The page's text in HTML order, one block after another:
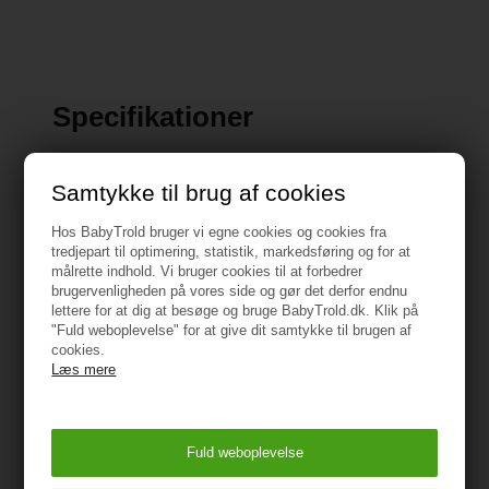
Samtykke til brug af cookies
Hos BabyTrold bruger vi egne cookies og cookies fra
tredjepart til optimering, statistik, markedsføring og for at
målrette indhold. Vi bruger cookies til at forbedrer
brugervenligheden på vores side og gør det derfor endnu
lettere for at dig at besøge og bruge BabyTrold.dk. Klik på
"Fuld weboplevelse" for at give dit samtykke til brugen af
cookies.
Læs mere
Specifikationer
det højdejusterbare justeringssystem er hjelmen
også egnet til frisurer som hestehaler, knold eller
fletninger.
Baglygte (ekstraudstyr): Lys til bagsiden af hjelmen
for bedre synlighed i trafikken – kan købes som
tilbehør og er ikke inkluderet i leverancen.